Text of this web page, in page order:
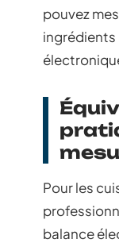
pouvez
ingrédients
Pour les
balance